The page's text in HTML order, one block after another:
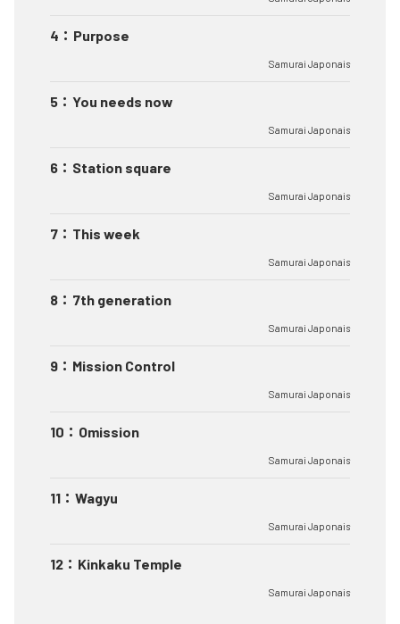
4 ： Purpose
Samurai Japonais
5 ： You needs now
Samurai Japonais
6 ： Station square
Samurai Japonais
7 ： This week
Samurai Japonais
8 ： 7th generation
Samurai Japonais
9 ： Mission Control
Samurai Japonais
10 ： Omission
Samurai Japonais
11 ： Wagyu
Samurai Japonais
12 ： Kinkaku Temple
Samurai Japonais